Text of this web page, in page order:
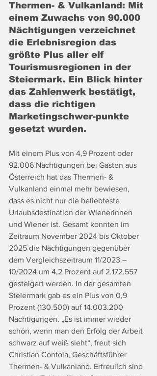
Thermen- & Vulkanland: Mit
einem Zuwachs von 90.000
Nächtigungen verzeichnet
die Erlebnisregion das
größte Plus aller elf
Tourismusregionen in der
Steiermark. Ein Blick hinter
das Zahlenwerk bestätigt,
dass die richtigen
Marketingschwer-punkte
gesetzt wurden.
Mit einem Plus von 4,9 Prozent oder
92.006 Nächtigungen bei Gästen aus
Österreich hat das Thermen- &
Vulkanland einmal mehr bewiesen,
dass es nicht nur die beliebteste
Urlaubsdestination der Wienerinnen
und Wiener ist. Gesamt konnten im
Zeitraum November 2024 bis Oktober
2025 die Nächtigungen gegenüber
dem Vergleichszeitraum 11/2023 –
10/2024 um 4,2 Prozent auf 2.172.557
gesteigert werden. In der gesamten
Steiermark gab es ein Plus von 0,9
Prozent (130.500) auf 14.003.200
Nächtigungen. „Es ist immer wieder
schön, wenn man den Erfolg der Arbeit
schwarz auf weiß sieht“, freut sich
Christian Contola, Geschäftsführer
Thermen- & Vulkanland. Erfreulich sind